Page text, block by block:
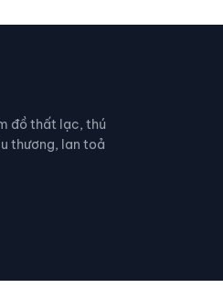
đồ thất lạc, thú
thương, lan toả